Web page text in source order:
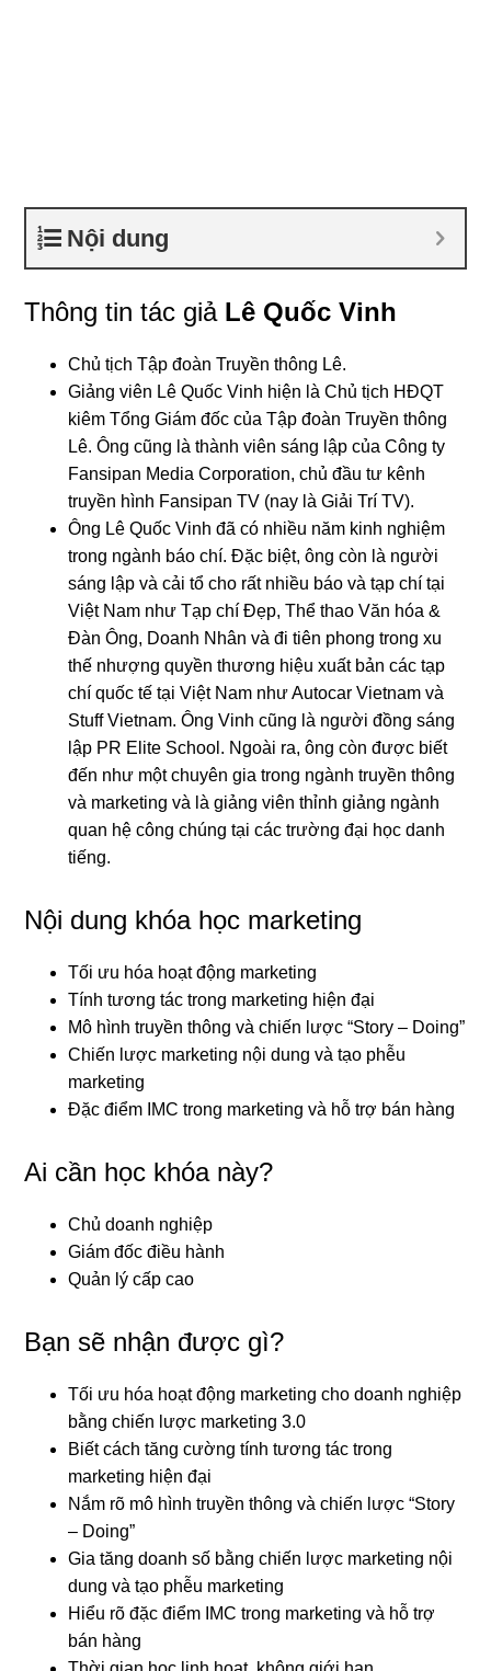
Nội dung
Thông tin tác giả Lê Quốc Vinh
Chủ tịch Tập đoàn Truyền thông Lê.
Giảng viên Lê Quốc Vinh hiện là Chủ tịch HĐQT
kiêm Tổng Giám đốc của Tập đoàn Truyền thông
Lê. Ông cũng là thành viên sáng lập của Công ty
Fansipan Media Corporation, chủ đầu tư kênh
truyền hình Fansipan TV (nay là Giải Trí TV).
Ông Lê Quốc Vinh đã có nhiều năm kinh nghiệm
trong ngành báo chí. Đặc biệt, ông còn là người
sáng lập và cải tổ cho rất nhiều báo và tạp chí tại
Việt Nam như Tạp chí Đẹp, Thể thao Văn hóa &
Đàn Ông, Doanh Nhân và đi tiên phong trong xu
thế nhượng quyền thương hiệu xuất bản các tạp
chí quốc tế tại Việt Nam như Autocar Vietnam và
Stuff Vietnam. Ông Vinh cũng là người đồng sáng
lập PR Elite School. Ngoài ra, ông còn được biết
đến như một chuyên gia trong ngành truyền thông
và marketing và là giảng viên thỉnh giảng ngành
quan hệ công chúng tại các trường đại học danh
tiếng.
Nội dung khóa học marketing
Tối ưu hóa hoạt động marketing
Tính tương tác trong marketing hiện đại
Mô hình truyền thông và chiến lược “Story – Doing”
Chiến lược marketing nội dung và tạo phễu
marketing
Đặc điểm IMC trong marketing và hỗ trợ bán hàng
Ai cần học khóa này?
Chủ doanh nghiệp
Giám đốc điều hành
Quản lý cấp cao
Bạn sẽ nhận được gì?
Tối ưu hóa hoạt động marketing cho doanh nghiệp
bằng chiến lược marketing 3.0
Biết cách tăng cường tính tương tác trong
marketing hiện đại
Nắm rõ mô hình truyền thông và chiến lược “Story
– Doing”
Gia tăng doanh số bằng chiến lược marketing nội
dung và tạo phễu marketing
Hiểu rõ đặc điểm IMC trong marketing và hỗ trợ
bán hàng